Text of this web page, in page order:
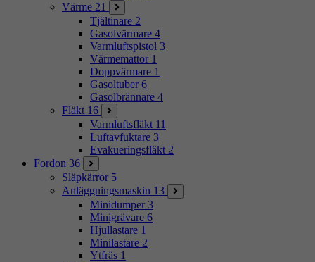
Värme 21
Tjältinare 2
Gasolvärmare 4
Varmluftspistol 3
Värmemattor 1
Doppvärmare 1
Gasoltuber 6
Gasolbrännare 4
Fläkt 16
Varmluftsfläkt 11
Luftavfuktare 3
Evakueringsfläkt 2
Fordon 36
Släpkärror 5
Anläggningsmaskin 13
Minidumper 3
Minigrävare 6
Hjullastare 1
Minilastare 2
Ytfräs 1